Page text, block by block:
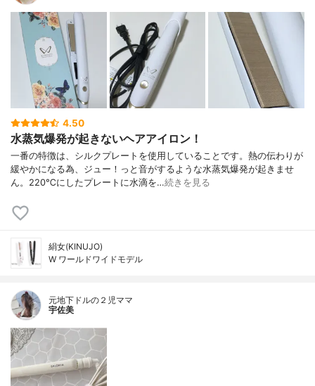
4.50
水蒸気爆発が起きないヘアアイロン！
一番の特徴は、シルクプレートを使用していることです。熱の伝わりが
緩やかになる為、ジュー！っと音がするような水蒸気爆発が起きませ
ん。220℃にしたプレートに水滴を…続きを見る
絹女(KINUJO)
W ワールドワイドモデル
元地下ドルの２児ママ
宇佐美